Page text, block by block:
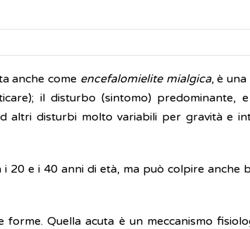
anche come encefalomielite mialgica, è
il disturbo (sintomo) predominante,
altri disturbi molto variabili per gravità e
20 e i 40 anni di età, ma può colpire anche
forme. Quella acuta è un meccanismo